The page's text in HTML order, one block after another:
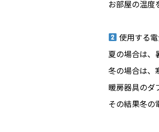
お部屋の温度
使用する
夏の場合は、
冬の場合は、
暖房器具のダ
その結果冬の